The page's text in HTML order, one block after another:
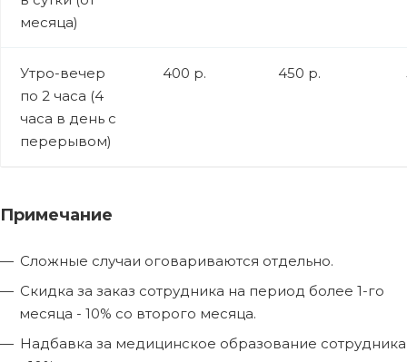
месяца)
Утро-вечер
по 2 часа (4
часа в день с
перерывом)
400 р. 450 р.
Примечание
Сложные случаи оговариваются отдельно.
Скидка за заказ сотрудника на период более 1-го
месяца - 10% со второго месяца.
Надбавка за медицинское образование сотрудника